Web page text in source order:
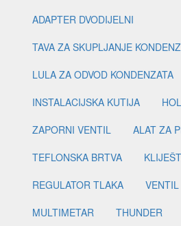
ADAPTER DVODIJELNI
TAVA ZA SKUPLJANJE
LULA ZA ODVOD KONDENZATA
INSTALACIJSKA KUTIJA
ZAPORNI VENTIL
ALAT ZA
TEFLONSKA BRTVA
REGULATOR TLAKA
VENTIL
MULTIMETAR
THUNDER